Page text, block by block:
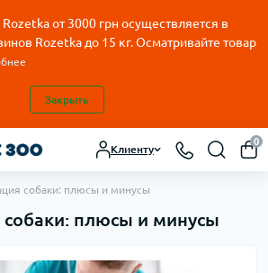
Rozetka от3000 грн осуществляется в
Rozetka до 15 кг. Осматривайте товар
Закрыть
Клиенту
0
собаки: плюсы и минусы
собаки: плюсы и минусы